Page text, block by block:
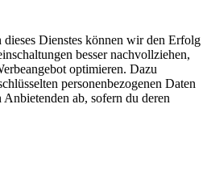
Dienstes können wir den Erfolg
besser nachvollziehen,
optimieren. Dazu
personenbezogenen Daten
ab, sofern du deren